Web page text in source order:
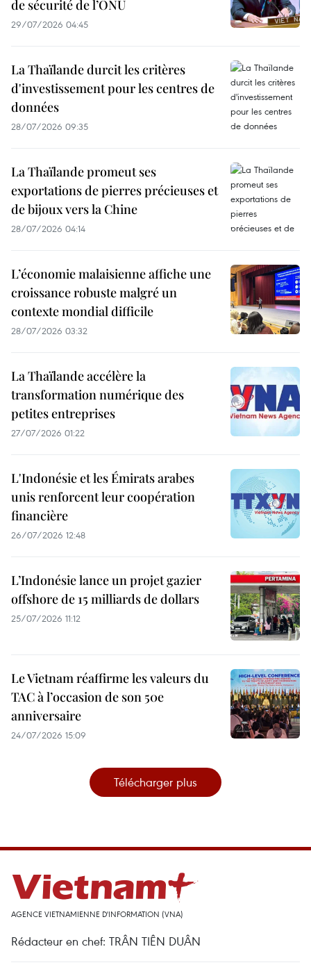
de sécurité de l’ONU
29/07/2026 04:45
La Thaïlande durcit les critères
d'investissement pour les centres de
données
28/07/2026 09:35
La Thaïlande promeut ses
exportations de pierres précieuses et
de bijoux vers la Chine
28/07/2026 04:14
L’économie malaisienne affiche une
croissance robuste malgré un
contexte mondial difficile
28/07/2026 03:32
La Thaïlande accélère la
transformation numérique des
petites entreprises
27/07/2026 01:22
L'Indonésie et les Émirats arabes
unis renforcent leur coopération
financière
26/07/2026 12:48
L’Indonésie lance un projet gazier
offshore de 15 milliards de dollars
25/07/2026 11:12
Le Vietnam réaffirme les valeurs du
TAC à l’occasion de son 50e
anniversaire
24/07/2026 15:09
Télécharger plus
AGENCE VIETNAMIENNE D'INFORMATION (VNA)
Rédacteur en chef: TRÂN TIÊN DUÂN